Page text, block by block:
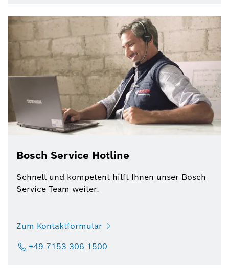
Bosch Service Hotline
Schnell und kompetent hilft Ihnen unser Bosch
Service Team weiter.
Zum Kontaktformular
+49 7153 306 1500